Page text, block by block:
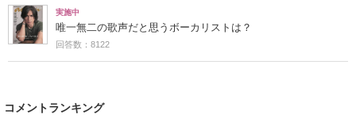
実施中
唯一無二の歌声だと思うボーカリストは？
回答数：8122
コメントランキング